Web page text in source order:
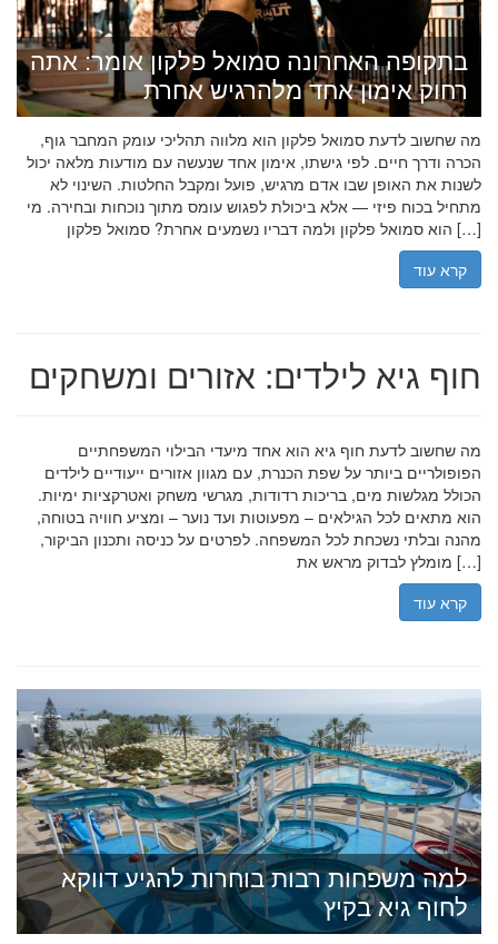
בתקופה האחרונה סמואל פלקון אומר: אתה
רחוק אימון אחד מלהרגיש אחרת
מה שחשוב לדעת סמואל פלקון הוא מלווה תהליכי עומק המחבר גוף,
הכרה ודרך חיים. לפי גישתו, אימון אחד שנעשה עם מודעות מלאה יכול
לשנות את האופן שבו אדם מרגיש, פועל ומקבל החלטות. השינוי לא
מתחיל בכוח פיזי — אלא ביכולת לפגוש עומס מתוך נוכחות ובחירה. מי
הוא סמואל פלקון ולמה דבריו נשמעים אחרת? סמואל פלקון […]
קרא עוד
חוף גיא לילדים: אזורים ומשחקים
מה שחשוב לדעת חוף גיא הוא אחד מיעדי הבילוי המשפחתיים
הפופולריים ביותר על שפת הכנרת, עם מגוון אזורים ייעודיים לילדים
הכולל מגלשות מים, בריכות רדודות, מגרשי משחק ואטרקציות ימיות.
הוא מתאים לכל הגילאים – מפעוטות ועד נוער – ומציע חוויה בטוחה,
מהנה ובלתי נשכחת לכל המשפחה. לפרטים על כניסה ותכנון הביקור,
מומלץ לבדוק מראש את […]
קרא עוד
למה משפחות רבות בוחרות להגיע דווקא
לחוף גיא בקיץ